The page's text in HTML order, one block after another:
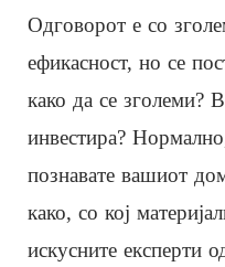
Одговорот е со
ефикасност, но се
како да се зголеми?
инвестира?
познавате вашиот
како, со кој
искусните експерти